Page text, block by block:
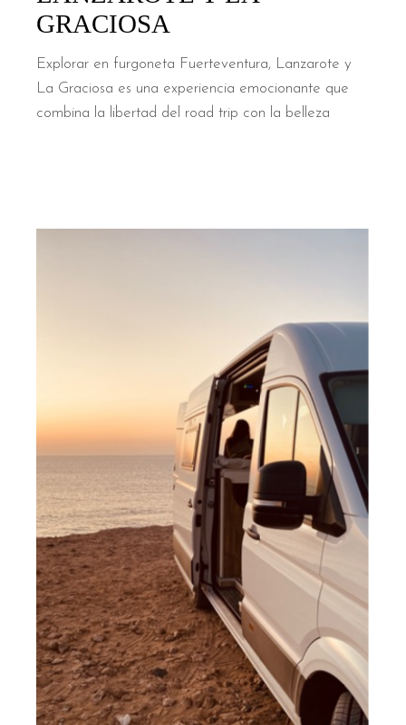
GRACIOSA
Explorar en furgoneta Fuerteventura, Lanzarote y
La Graciosa es una experiencia emocionante que
combina la libertad del road trip con la belleza